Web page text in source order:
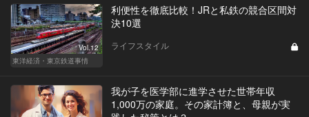
Vol.12
東洋経済・東京鉄道事情
利便性を徹底比較！JRと私鉄の競合区間対
決10選
ライフスタイル
我が子を医学部に進学させた世帯年収
1,000万の家庭。その家計簿と、母親が実